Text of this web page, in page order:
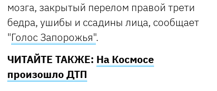
мозга, закрытый перелом правой трети
бедра, ушибы и ссадины лица, сообщает
"Голос Запорожья".
ЧИТАЙТЕ ТАКЖЕ: На Космосе
произошло ДТП